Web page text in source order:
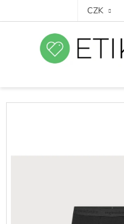
CZK